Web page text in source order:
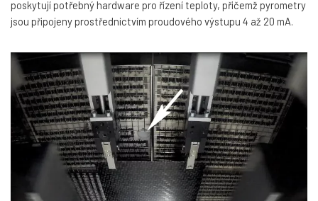
poskytují potřebný hardware pro řízení teploty, přičemž pyrometry
jsou připojeny prostřednictvím proudového výstupu 4 až 20 mA.